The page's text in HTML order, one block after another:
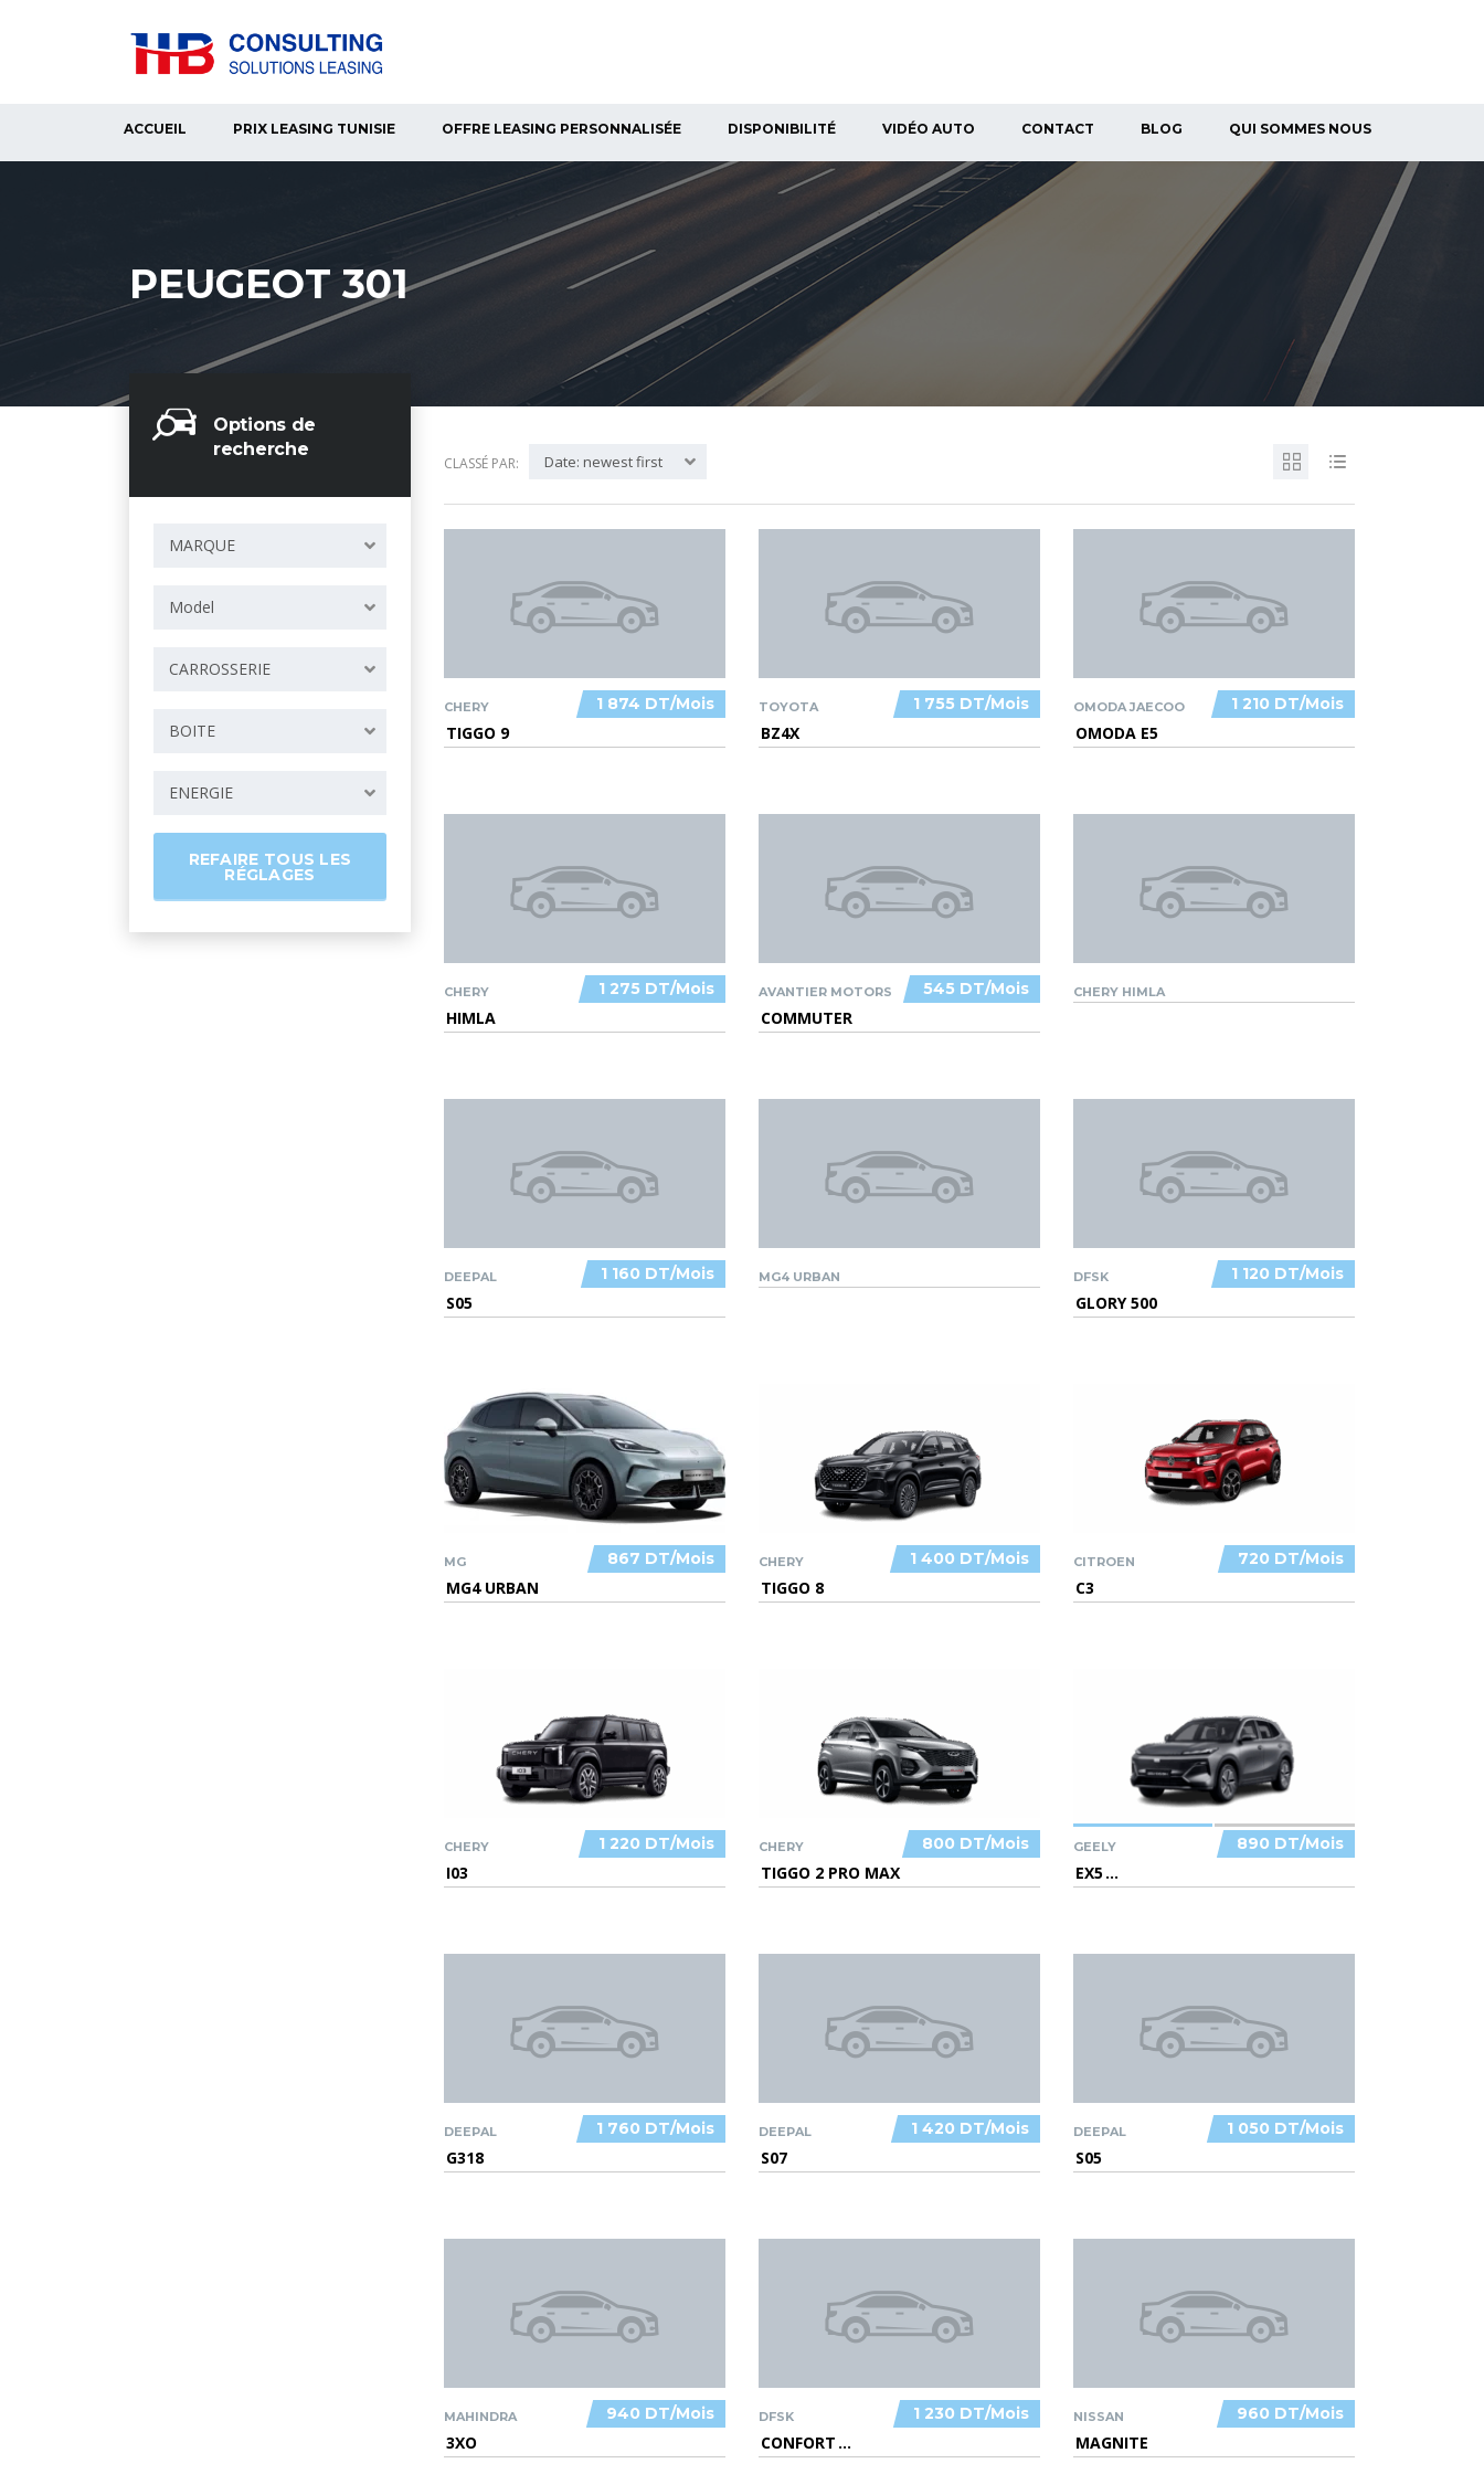
ACCUEIL PRIX LEASING TUNISIE OFFRE LEASING PERSONNALISÉE DISPONIBILITÉ VIDÉO AUTO CONTACT BLOG QUI SOMMES NOUS
PEUGEOT 301
Options de
recherche
MARQUE
Model
CARROSSERIE
BOITE
ENERGIE
REFAIRE TOUS LES
RÉGLAGES
CLASSÉ PAR: Date: newest first
1 874 DT/Mois
CHERY
TIGGO 9
1 755 DT/Mois
TOYOTA
BZ4X
1 210 DT/Mois
OMODA JAECOO
OMODA E5
1 275 DT/Mois
CHERY
HIMLA
545 DT/Mois
AVANTIER MOTORS
COMMUTER
CHERY HIMLA
1 160 DT/Mois
DEEPAL
S05
MG4 URBAN 1 120 DT/Mois
DFSK
GLORY 500
867 DT/Mois
MG
MG4 URBAN
1 400 DT/Mois
CHERY
TIGGO 8
720 DT/Mois
CITROEN
C3
1 220 DT/Mois
CHERY
I03
800 DT/Mois
CHERY
TIGGO 2 PRO MAX
890 DT/Mois
GEELY
EX5...
1 760 DT/Mois
DEEPAL
G318
1 420 DT/Mois
DEEPAL
S07
1 050 DT/Mois
DEEPAL
S05
940 DT/Mois
MAHINDRA
3XO
1 230 DT/Mois
DFSK
CONFORT ...
960 DT/Mois
NISSAN
MAGNITE